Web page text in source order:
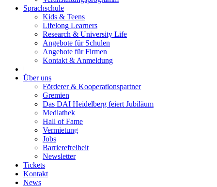
Sprachschule
Kids & Teens
Lifelong Learners
Research & University Life
Angebote für Schulen
Angebote für Firmen
Kontakt & Anmeldung
|
Über uns
Förderer & Kooperationspartner
Gremien
Das DAI Heidelberg feiert Jubiläum
Mediathek
Hall of Fame
Vermietung
Jobs
Barrierefreiheit
Newsletter
Tickets
Kontakt
News